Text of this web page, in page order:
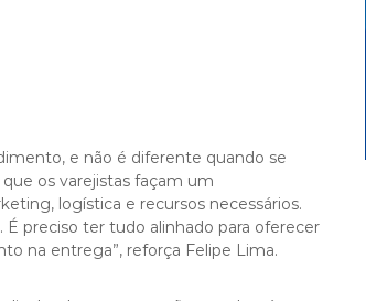
e não é diferente quando se
os varejistas façam um
logística e recursos necessários.
É preciso ter tudo alinhado para oferecer
na entrega”, reforça Felipe Lima.